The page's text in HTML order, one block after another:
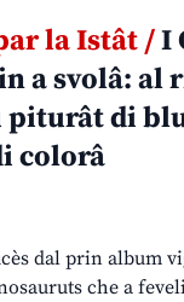
la Istât /I
a svolâ: al
piturât di
colorâ
dal prin album
che a